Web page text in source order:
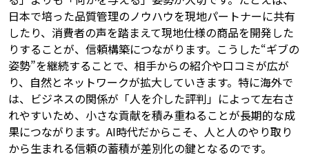
日本で培った品質管理のノウハウを現地パートナーに共有
したり、消費者の声を踏まえて現地仕様の商品を開発した
りすることが、信頼構築につながります。こうした“ギブの
姿勢”を継続することで、相手からの紹介や口コミが広が
り、自然とネットワークが拡大していきます。特に海外で
は、ビジネスの関係が「人を介した評判」によって左右さ
れやすいため、小さな貢献を積み重ねることが長期的な成
果につながります。AI時代だからこそ、人と人のやり取り
から生まれる信頼の蓄積が差別化の鍵となるのです。